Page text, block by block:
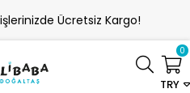
Ücretsiz Kargo!
TRY
0